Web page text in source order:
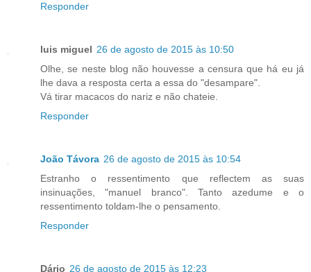
Responder
luis miguel 26 de agosto de 2015 às 10:50
Olhe, se neste blog não houvesse a censura que há eu já
lhe dava a resposta certa a essa do "desampare".
Vá tirar macacos do nariz e não chateie.
Responder
João Távora 26 de agosto de 2015 às 10:54
Estranho o ressentimento que reflectem as suas
insinuações, "manuel branco". Tanto azedume e o
ressentimento toldam-lhe o pensamento.
Responder
Dário 26 de agosto de 2015 às 12:23